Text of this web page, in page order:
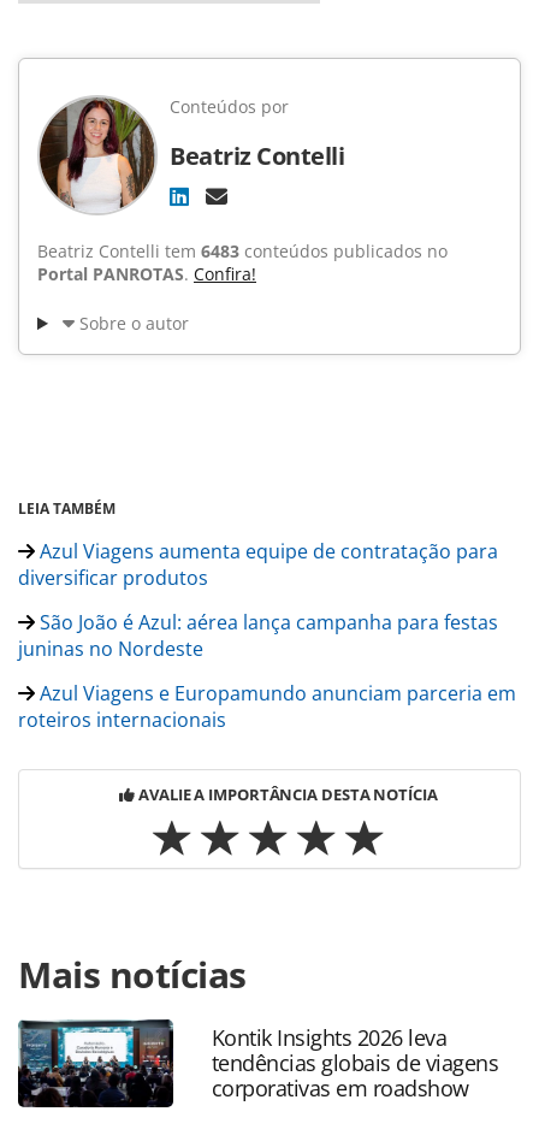
Conteúdos por
Beatriz Contelli
Beatriz Contelli tem 6483 conteúdos publicados no
Portal PANROTAS. Confira!
Sobre o autor
LEIA TAMBÉM
Azul Viagens aumenta equipe de contratação para
diversificar produtos
São João é Azul: aérea lança campanha para festas
juninas no Nordeste
Azul Viagens e Europamundo anunciam parceria em
roteiros internacionais
AVALIE A IMPORTÂNCIA DESTA NOTÍCIA
https://www.panrotas.com.br/mercado/operadoras/2024/
os-10-melhores-destinos-para-aproveitar-as-festas-de-sao-
joao_205604.html ou as ferramentas oferecidas na página.
Todo o conteúdo produzido pela PANROTAS Editora é
protegido pela legislação brasileira sobre direito autoral.
Não reproduza o conteúdo sem autorização da PANROTAS
Mais notícias
Kontik Insights 2026 leva
tendências globais de viagens
corporativas em roadshow